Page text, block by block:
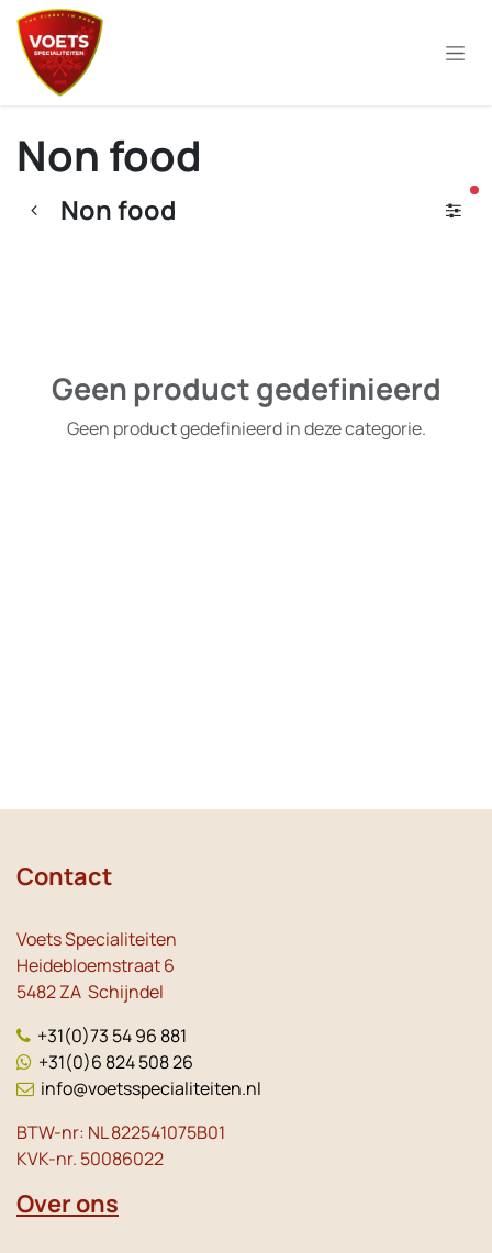
Overslaan naar inhoud
Non food
Non food
Geen product gedefinieerd
Geen product gedefinieerd in deze categorie.
Contact
Voets Specialiteiten
Heidebloemstraat 6
5482 ZA Schijndel
+31(0)73 54 96 881
+31(0)6 824 508 26
info@voetsspecialiteiten.nl
BTW-nr: NL 822541075B01
KVK-nr. 50086022
Over ons